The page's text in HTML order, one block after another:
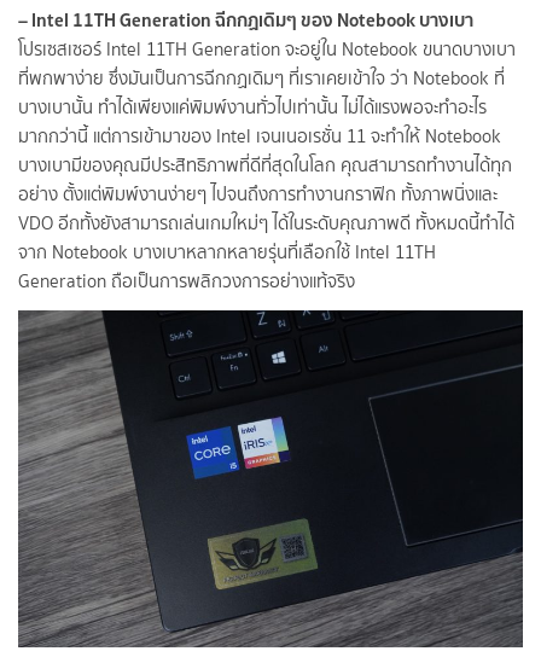
– Intel 11TH Generation ฉีกกฏเดิมๆ ของ Notebook บางเบา
โปรเซสเซอร์ Intel 11TH Generation จะอยู่ใน Notebook ขนาดบางเบา
ที่พกพาง่าย ซึ่งมันเป็นการฉีกกฏเดิมๆ ที่เราเคยเข้าใจ ว่า Notebook ที่
บางเบานั้น ทำได้เพียงแค่พิมพ์งานทั่วไปเท่านั้น ไม่ได้แรงพอจะทำอะไร
มากกว่านี้ แต่การเข้ามาของ Intel เจนเนอเรชั่น 11 จะทำให้ Notebook
บางเบามีของคุณมีประสิทธิภาพที่ดีที่สุดในโลก คุณสามารถทำงานได้ทุก
อย่าง ตั้งแต่พิมพ์งานง่ายๆ ไปจนถึงการทำงานกราฟิก ทั้งภาพนิ่งและ
VDO อีกทั้งยังสามารถเล่นเกมใหม่ๆ ได้ในระดับคุณภาพดี ทั้งหมดนี้ทำได้
จาก Notebook บางเบาหลากหลายรุ่นที่เลือกใช้ Intel 11TH
Generation ถือเป็นการพลิกวงการอย่างแท้จริง